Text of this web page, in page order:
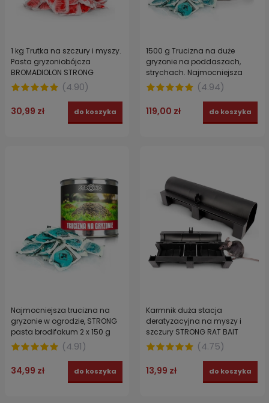
1 kg Trutka na szczury i myszy.
Pasta gryzoniobójcza
BROMADIOLON STRONG
(4.90)
30,99 zł do koszyka
1500 g Trucizna na duże
gryzonie na poddaszach,
strychach. Najmocniejsza
pasta DIFENAKUM
(4.94)
119,00 zł do koszyka
Najmocniejsza trucizna na
gryzonie w ogrodzie, STRONG
pasta brodifakum 2 x 150 g
(4.91)
34,99 zł do koszyka
Karmnik duża stacja
deratyzacyjna na myszy i
szczury STRONG RAT BAIT
TUNNEL 33,5 cm(4.75)
13,99 zł do koszyka